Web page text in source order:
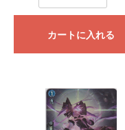
カートに入れる